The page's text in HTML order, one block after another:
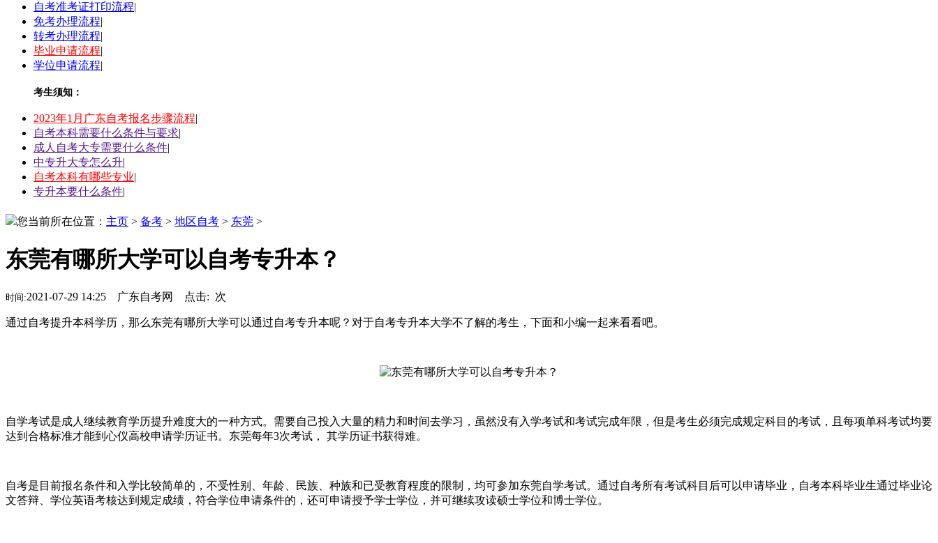
自考准考证打印流程|
免考办理流程|
转考办理流程|
毕业申请流程|
学位申请流程|
考生须知：
2023年1月广东自考报名步骤流程|
自考本科需要什么条件与要求|
成人自考大专需要什么条件|
中专升大专怎么升|
自考本科有哪些专业|
专升本要什么条件|
您当前所在位置： 主页 > 备考 > 地区自考 > 东莞 >
东莞有哪所大学可以自考专升本？
时间:2021-07-29 14:25 广东自考网 点击: 次
通过自考提升本科学历，那么东莞有哪所大学可以通过自考专升本呢？对于自考专升本大学不了解的考生，下面和小编一起来看看吧。
自学考试是成人继续教育学历提升难度大的一种方式。需要自己投入大量的精力和时间去学习，虽然没有入学考试和考试完成年限，但是考生必须完成规定科目的考试，且每项单科考试均要
达到合格标准才能到心仪高校申请学历证书。东莞每年3次考试， 其学历证书获得难。
自考是目前报名条件和入学比较简单的，不受性别、年龄、民族、种族和已受教育程度的限制，均可参加东莞自学考试。通过自考所有考试科目后可以申请毕业，自考本科毕业生通过毕业论
文答辩、学位英语考核达到规定成绩，符合学位申请条件的，还可申请授予学士学位，并可继续攻读硕士学位和博士学位。